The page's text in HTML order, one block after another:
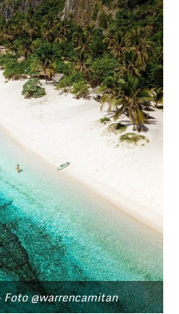
@warrencamitan